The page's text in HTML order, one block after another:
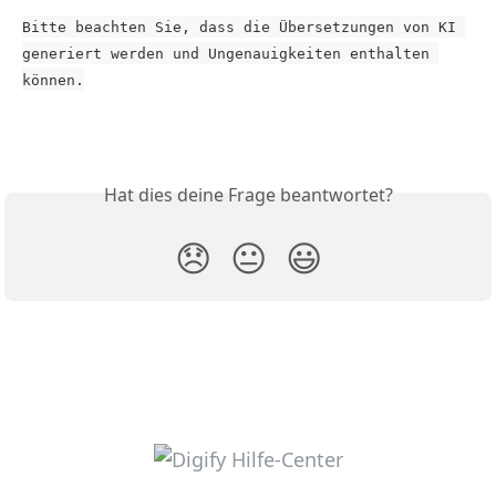
Bitte beachten Sie, dass die Übersetzungen von KI
generiert werden und Ungenauigkeiten enthalten
können.
Hat dies deine Frage beantwortet?
😞 😐 😃